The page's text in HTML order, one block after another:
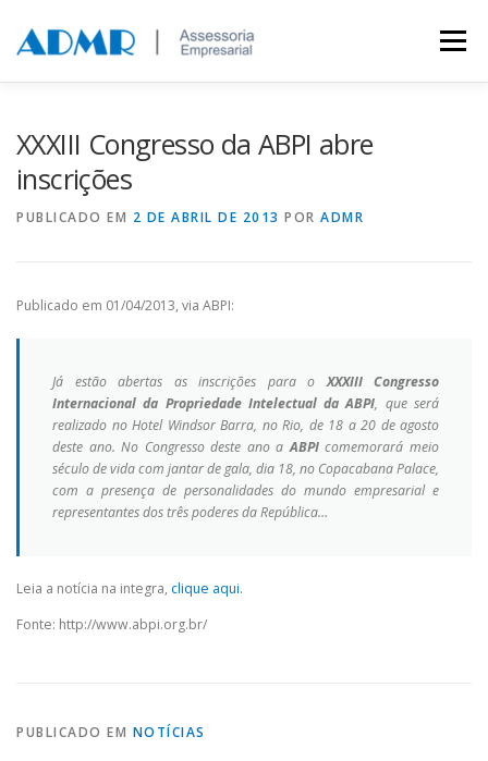
Menu
XXXIII Congresso da ABPI abre
inscrições
PUBLICADO EM 2 DE ABRIL DE 2013 POR ADMR
Publicado em 01/04/2013, via ABPI:
Já estão abertas as inscrições para oXXXIII Congresso
Internacional da Propriedade Intelectual da ABPI, que será
realizado no Hotel Windsor Barra, no Rio, de 18 a 20 de agosto
deste ano. No Congresso deste ano aABPIcomemorará meio
século de vida com jantar de gala, dia 18, no Copacabana Palace,
com a presença de personalidades do mundo empresarial e
representantes dos três poderes da República…
Leia a notícia na integra, clique aqui.
Fonte: http://www.abpi.org.br/
PUBLICADO EM NOTÍCIAS